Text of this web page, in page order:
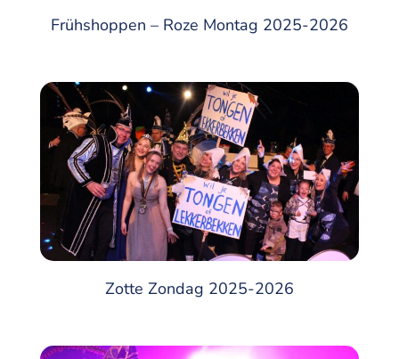
Frühshoppen – Roze Montag 2025-2026
Zotte Zondag 2025-2026